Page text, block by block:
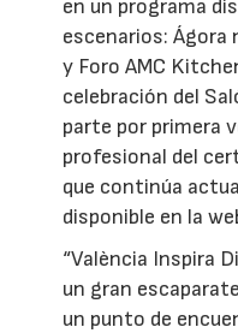
en un programa
escenarios:
y Foro AMC
celebración del
parte por primera
profesional del
que continúa
disponible en la
“València Inspira
un gran
un punto de